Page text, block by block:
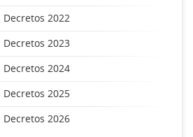
Decretos 2022
Decretos 2023
Decretos 2024
Decretos 2025
Decretos 2026